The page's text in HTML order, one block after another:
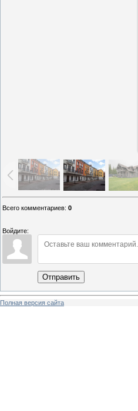
Всего комментариев: 0
Войдите:
Отправить
Полная версия сайта